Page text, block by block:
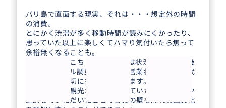
バリ島で直面する現実、それは・・・想定外の時間
の消費。
とにかく渋滞が多く移動時間が読みにくかったり、
思っていた以上に楽しくてハマり気付いたら焦って
余裕無くなることも。
そんな時に、こちらのツアーでは状況に応じた臨機
のスケジュール調整や行き先の営業状況の確認、代
替案などを適切に提供してくれます。
また、お店や観光地では同行していただき、解説や
通訳していただいたことで言葉の壁を忘れ異国文化